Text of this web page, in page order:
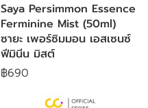
Saya Persimmon Essence
Ferminine Mist (50ml)
ซายะ เพอร์ซิมมอน เอสเซนซ์
ฟีมินีน มิสต์
฿690